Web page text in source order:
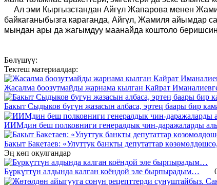
Ал эми Кыргызстандан Айгүл Жапарова менен
байкаганыбызга караганда, Айгүл, Жамиля айымдар
мындан ары да жагымдуу маанайда коштоло
Бөлүшүү:
Тектеш материалдар:
Жасалма боозутмайды жарнама кылган Кайрат
Бакыт Сыдыков бүгүн жазасын албаса, эртең баары бир
ИИМдин беш полковниги генералдык чин-даражаларды
Бакыт Бакетаев: «Улуттук банкты депутаттар
Эң көп окулгандар
Бүркүттүн алдында калган коёндой эле бырпырадым…